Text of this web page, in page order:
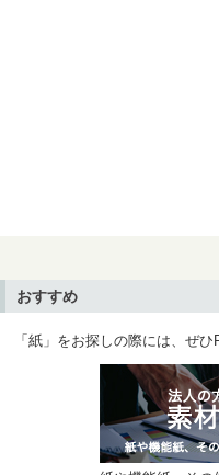
おすすめ
「紙」をお探しの際には、ぜ